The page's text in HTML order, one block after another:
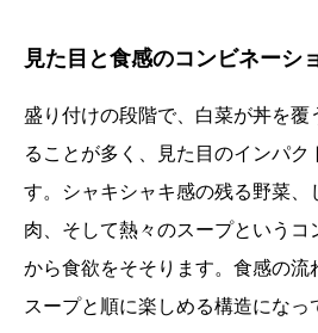
見た目と食感のコンビネーシ
盛り付けの段階で、白菜が丼を覆
ることが多く、見た目のインパク
す。シャキシャキ感の残る野菜、
肉、そして熱々のスープというコ
から食欲をそそります。食感の
スープと順に楽しめる構造になっ